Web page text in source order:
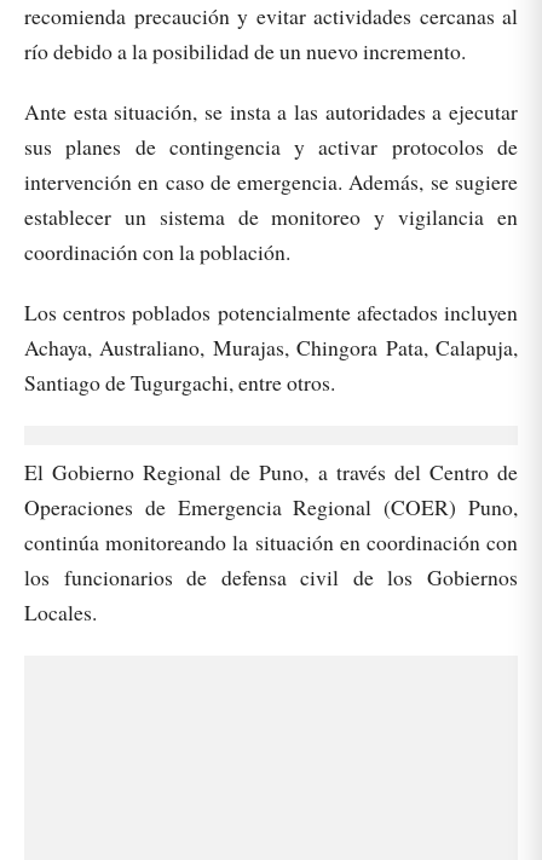
recomienda precaución y evitar actividades cercanas al
río debido a la posibilidad de un nuevo incremento.
Ante esta situación, se insta a las autoridades a ejecutar
sus planes de contingencia y activar protocolos de
intervención en caso de emergencia. Además, se sugiere
establecer un sistema de monitoreo y vigilancia en
coordinación con la población.
Los centros poblados potencialmente afectados incluyen
Achaya, Australiano, Murajas, Chingora Pata, Calapuja,
Santiago de Tugurgachi, entre otros.
El Gobierno Regional de Puno, a través del Centro de
Operaciones de Emergencia Regional (COER) Puno,
continúa monitoreando la situación en coordinación con
los funcionarios de defensa civil de los Gobiernos
Locales.